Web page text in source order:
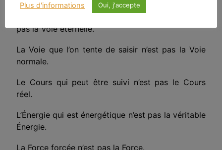
pas la Voie éternelle.
La Voie que l’on tente de saisir n’est pas la Voie
normale.
Le Cours qui peut être suivi n’est pas le Cours
réel.
L’Énergie qui est énergétique n’est pas la véritable
Énergie.
La Force forcée n’est pas la Force.
Plus d'informations Oui, j'accepte